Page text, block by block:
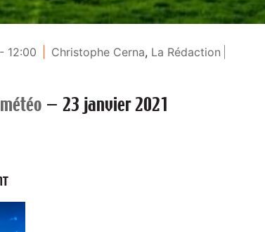
12:00 Christophe Cerna, La Rédaction
— 23 janvier 2021